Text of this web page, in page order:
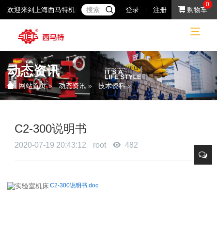
欢迎来到上海西马特机械制造有限公司！37年专注于小机床产品的研
登录 注册 购物车
0
动态资讯
网站首页 动态资讯 技术资料
C2-300说明书
2020-07-19 20:43:12 root 482
C2-300说明书.doc